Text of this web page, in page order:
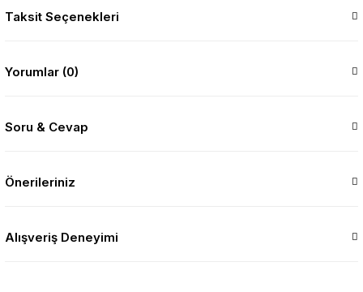
Taksit Seçenekleri
Yorumlar (0)
Soru & Cevap
Önerileriniz
Alışveriş Deneyimi